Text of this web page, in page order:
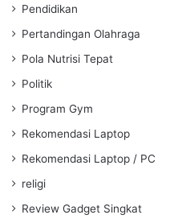
Pendidikan
Pertandingan Olahraga
Pola Nutrisi Tepat
Politik
Program Gym
Rekomendasi Laptop
Rekomendasi Laptop / PC
religi
Review Gadget Singkat